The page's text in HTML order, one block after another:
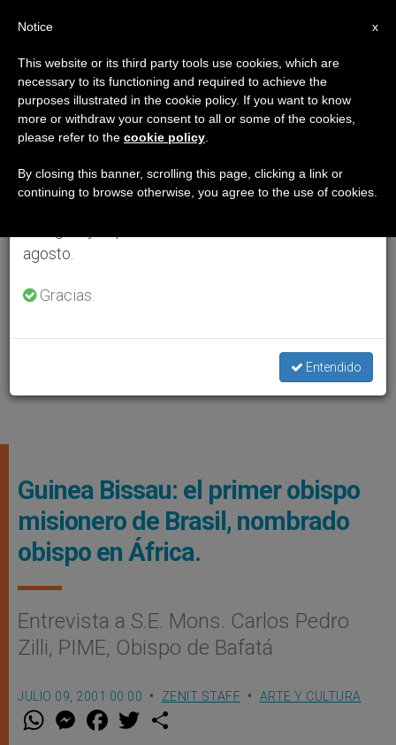
Guinea Bissau: el primer obispo
misionero de Brasil, nombrado
obispo en África.
Entrevista a S.E. Mons. Carlos Pedro
Zilli, PIME, Obispo de Bafatá
JULIO 09, 2001 00:00 ZENIT STAFF ARTE Y CULTURA
W M
e
F
a w
×
Aviso importante
Del 27 de julio al 7 de agosto haremos la pausa
anual, aprovechando que en el periodo de verano
se generan menos informaciones y también el
agosto.
Gracias.
Entendido
x
Notice
This website or its third party tools use cookies, which are
necessary to its functioning and required to achieve the
purposes illustrated in the cookie policy. If you want to know
more or withdraw your consent to all or some of the cookies,
please refer to the cookie policy
By closing this banner, scrolling this page, clicking a link or
continuing to browse otherwise, you agree to the use of cookies.